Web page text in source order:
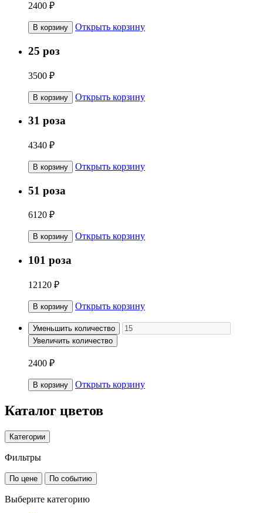
2400 ₽
В корзину Открыть корзину
25 роз
3500 ₽
В корзину Открыть корзину
31 роза
4340 ₽
В корзину Открыть корзину
51 роза
6120 ₽
В корзину Открыть корзину
101 роза
12120 ₽
В корзину Открыть корзину
Уменьшить количество
Увеличить количество
2400 ₽
В корзину Открыть корзину
Каталог цветов
Категории
Фильтры
По цене По событию
Выберите категорию